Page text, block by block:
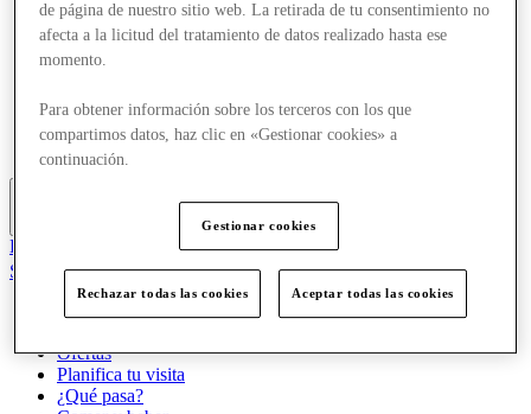
Tiendas
Ofertas
Planifica tu visita
Comer y beber
Tarjetas regalo
Servicios
El Club
Salvado
es
Ofertas
Planifica tu visita
¿Qué pasa?
de página de nuestro sitio web. La retirada de tu consentimiento no
afecta a la licitud del tratamiento de datos realizado hasta ese
momento.
Para obtener información sobre los terceros con los que
compartimos datos, haz clic en «Gestionar cookies» a
continuación.
Gestionar cookies
Rechazar todas las cookies Aceptar todas las cookies